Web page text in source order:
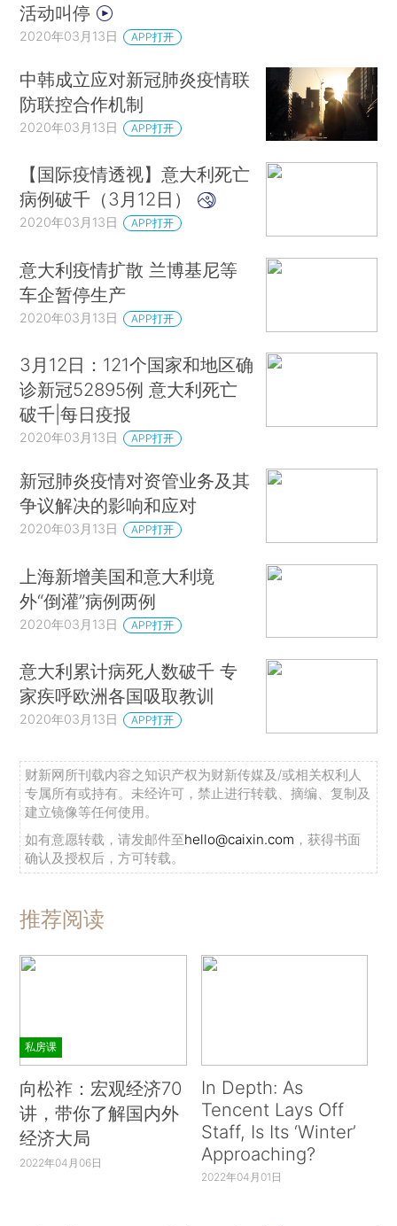
活动叫停
2020年03月13日 APP打开
中韩成立应对新冠肺炎疫情联
防联控合作机制
2020年03月13日 APP打开
【国际疫情透视】意大利死亡
病例破千（3月12日）
2020年03月13日 APP打开
意大利疫情扩散 兰博基尼等
车企暂停生产
2020年03月13日 APP打开
3月12日：121个国家和地区确
诊新冠52895例 意大利死亡
破千|每日疫报
2020年03月13日 APP打开
新冠肺炎疫情对资管业务及其
争议解决的影响和应对
2020年03月13日 APP打开
上海新增美国和意大利境
外“倒灌”病例两例
2020年03月13日 APP打开
意大利累计病死人数破千 专
家疾呼欧洲各国吸取教训
2020年03月13日 APP打开
财新网所刊载内容之知识产权为财新传媒及/或相关权利人
专属所有或持有。未经许可，禁止进行转载、摘编、复制及
建立镜像等任何使用。
如有意愿转载，请发邮件至hello@caixin.com ，获得书面
确认及授权后，方可转载。
推荐阅读
私房课
向松祚：宏观经济70
讲，带你了解国内外
经济大局
2022年04月06日
In Depth: As
Tencent Lays Off
Staff, Is Its ‘Winter’
Approaching?
2022年04月01日